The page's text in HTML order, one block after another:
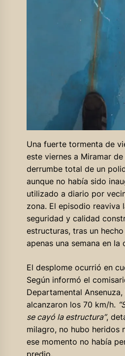
Una fuerte tormenta de
este viernes a Miramar
derrumbe total de un
aunque no había sido
utilizado a diario por
zona. El episodio reaviva
seguridad y calidad
estructuras, tras un
apenas una semana en
El desplome ocurrió en
Según informó el
Departamental
alcanzaron los 70 km/h.
se cayó la estructura”,
milagro, no hubo heridos
ese momento no había
predio.